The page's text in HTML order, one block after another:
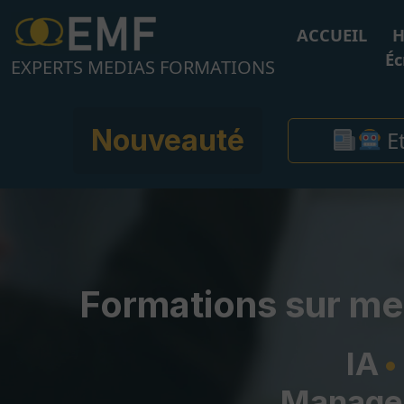
au
EXPERTS MEDIAS FORMATIONS
ACCUEIL
Nouveauté
Formations sur
IA